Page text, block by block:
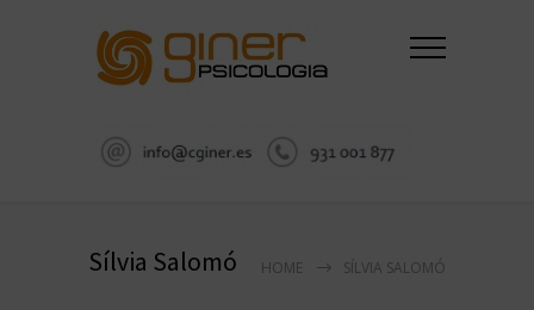
Sílvia Salomó HOME SÍLVIA SALOMÓ